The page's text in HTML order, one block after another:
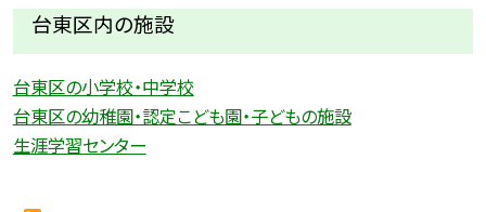
台東区内の施設
台東区の小学校・中学校
台東区の幼稚園・認定こども園・子どもの施設
生涯学習センター